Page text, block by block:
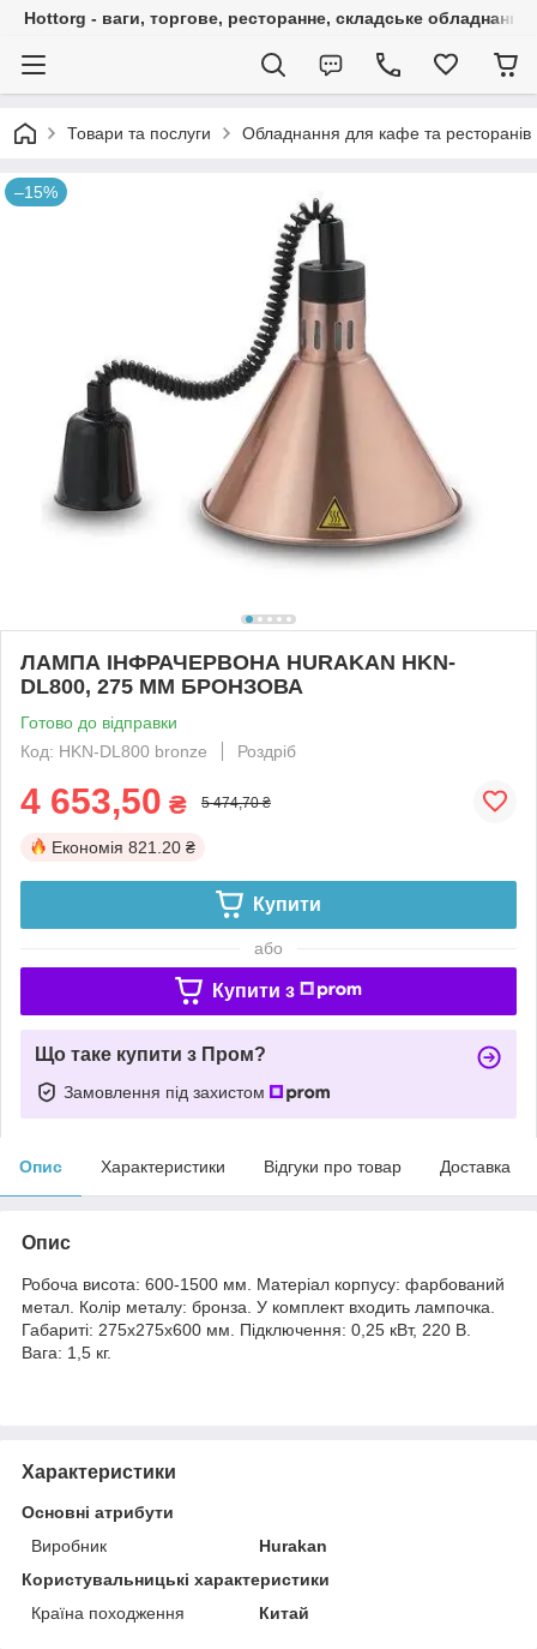
Hottorg - ваги, торгове, ресторанне, складське обладнання
Товари та послуги Обладнання для кафе та ресторанів
–15%
ЛАМПА ІНФРАЧЕРВОНА HURAKAN HKN-
DL800, 275 ММ БРОНЗОВА
Готово до відправки
Код: HKN-DL800 bronze
Роздріб
4 653,50 ₴ 5 474,70 ₴
Економія 821.20 ₴
Купити
або
Купити з
Що таке купити з Пром?
Замовлення під захистом
Опис Характеристики Відгуки про товар Доставка
Опис
Робоча висота: 600-1500 мм. Матеріал корпусу: фарбований
метал. Колір металу: бронза. У комплект входить лампочка.
Габариті: 275x275x600 мм. Підключення: 0,25 кВт, 220 В.
Вага: 1,5 кг.
Характеристики
Основні атрибути
Виробник
Hurakan
Користувальницькі характеристики
Країна походження
Китай